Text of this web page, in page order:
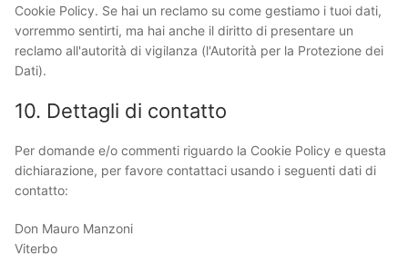
Cookie Policy. Se hai un reclamo su come gestiamo i tuoi dati,
vorremmo sentirti, ma hai anche il diritto di presentare un
reclamo all'autorità di vigilanza (l'Autorità per la Protezione dei
Dati).
10. Dettagli di contatto
Per domande e/o commenti riguardo la Cookie Policy e questa
dichiarazione, per favore contattaci usando i seguenti dati di
contatto:
Don Mauro Manzoni
Viterbo